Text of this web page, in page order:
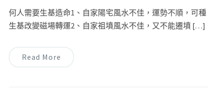
何人需要生基造命1、自家陽宅風水不佳，運勢不順，可種
生基改變磁場轉運2、自家祖墳風水不佳，又不能遷墳 […]
Read More